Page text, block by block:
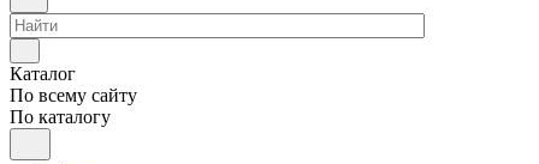
Каталог
По всему сайту
По каталогу